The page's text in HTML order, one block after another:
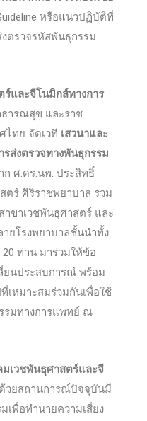
หรือแนวปฏิบัติที่
ตรวจรหัสพันธุกรรม
และจีโนมิกส์ทางการ
ธารณสุข และราช
ไทย จัดเวที เสวนาและ
รส่งตรวจทางพันธุกรรม
ก ศ.ดร.นพ. ประสิทธิ์
ร์ ศิริราชพยาบาล รวม
าขาเวชพันธุศาสตร์ และ
ยโรงพยาบาลชั้นนำทั้ง
ท่าน มาร่วมให้ข้อ
ยนประสบการณ์ พร้อม
เหมาะสมร่วมกันเพื่อใช้
รมทางการแพทย์ ณ
เวชพันธุศาสตร์และจี
วยสถานการณ์ปัจจุบันมี
เพื่อทำนายความเสี่ยง